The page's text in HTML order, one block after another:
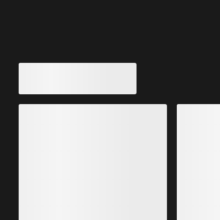
Collant isolant hybride Rho Femme
Collant isolant